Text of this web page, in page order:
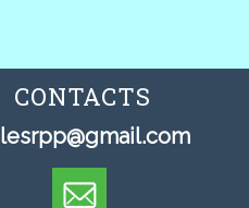
lesrpp@gmail.com
CONTACTS